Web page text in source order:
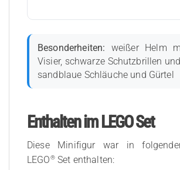
Besonderheiten: weißer Helm
Visier, schwarze Schutzbrillen
sandblaue Schläuche und Gürtel
Enthalten im LEGO Set
Diese Minifigur war in
LEGO®Set enthalten: